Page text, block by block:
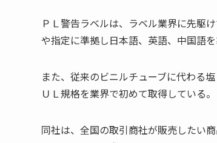
ＰＬ警告ラベルは、ラベル業界に先駆
や指定に準拠し日本語、英語、中国語
また、従来のビニルチューブに代わる
ＵＬ規格を業界で初めて取得している。
同社は、全国の取引商社が販売したい